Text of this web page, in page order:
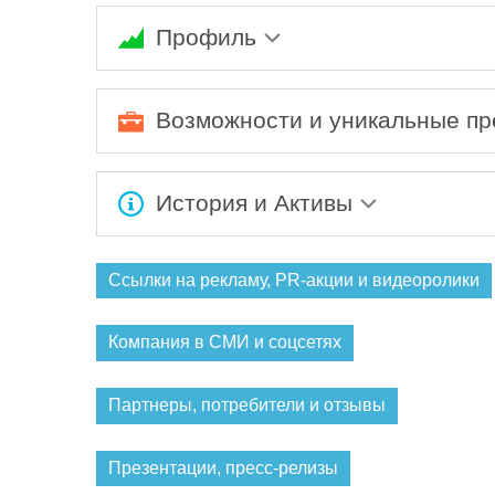
Профиль
знание рынка и гибкий подход. Компания
своим клиентам ГАРАНТИРОВАННОЕ
Возможности и уникальные
История и Активы
Ссылки на рекламу, PR-акции и видеоролики
Компания в СМИ и соцсетях
Партнеры, потребители и отзывы
Презентации, пресс-релизы